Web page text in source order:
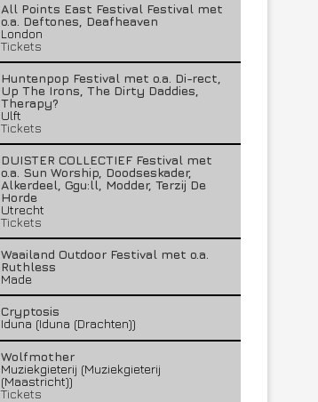
All Points East Festival Festival met
o.a. Deftones, Deafheaven
London
Tickets
Huntenpop Festival met o.a. Di-rect,
Up The Irons, The Dirty Daddies,
Therapy?
Ulft
Tickets
DUISTER COLLECTIEF Festival met
o.a. Sun Worship, Doodseskader,
Alkerdeel, Ggu:ll, Modder, Terzij De
Horde
Utrecht
Tickets
Waailand Outdoor Festival met o.a.
Ruthless
Made
Cryptosis
Iduna (Iduna (Drachten))
Wolfmother
Muziekgieterij (Muziekgieterij
(Maastricht))
Tickets